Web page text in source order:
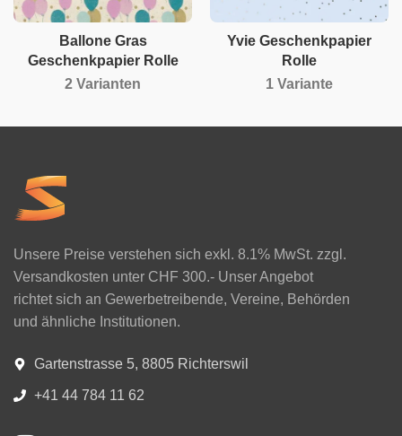
Ballone Gras
Geschenkpapier Rolle
2 Varianten
Yvie Geschenkpapier
Rolle
1 Variante
Unsere Preise verstehen sich exkl. 8.1% MwSt. zzgl.
Versandkosten unter CHF 300.- Unser Angebot
richtet sich an Gewerbetreibende, Vereine, Behörden
und ähnliche Institutionen.
Gartenstrasse 5, 8805 Richterswil
+41 44 784 11 62